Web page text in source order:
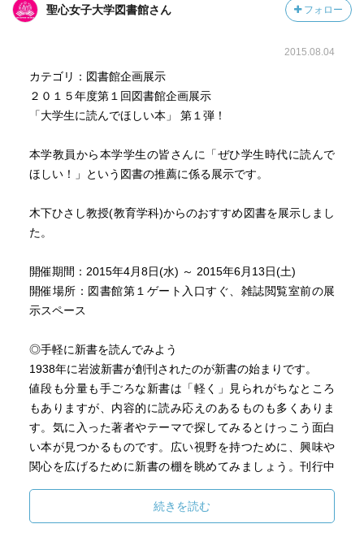
聖心女子大学図書館さん フォロー
2015.08.04
カテゴリ：図書館企画展示
２０１５年度第１回図書館企画展示
「大学生に読んでほしい本」 第１弾！
本学教員から本学学生の皆さんに「ぜひ学生時代に読んで
ほしい！」という図書の推薦に係る展示です。
木下ひさし教授(教育学科)からのおすすめ図書を展示しまし
た。
開催期間：2015年4月8日(水) ～ 2015年6月13日(土)
開催場所：図書館第１ゲート入口すぐ、雑誌閲覧室前の展
示スペース
◎手軽に新書を読んでみよう
1938年に岩波新書が創刊されたのが新書の始まりです。
値段も分量も手ごろな新書は「軽く」見られがちなところ
もありますが、内容的に読み応えのあるものも多くありま
す。気に入った著者やテーマで探してみるとけっこう面白
い本が見つかるものです。広い視野を持つために、興味や
関心を広げるために新書の棚を眺めてみましょう。刊行中
続きを読む